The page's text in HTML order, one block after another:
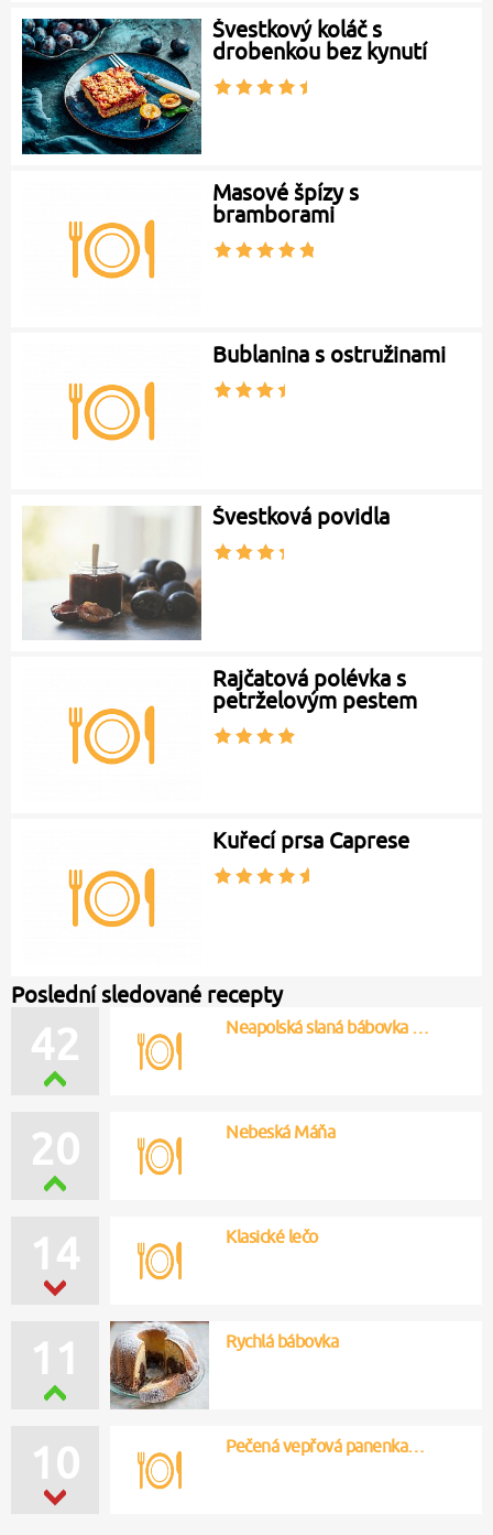
Švestkový koláč s
drobenkou bez kynutí
Masové špízy s
bramborami
Bublanina s ostružinami
Švestková povidla
Rajčatová polévka s
petrželovým pestem
Kuřecí prsa Caprese
Poslední sledované recepty
42 Neapolská slaná bábovka …
20 Nebeská Máňa
14 Klasické lečo
10 Pečená vepřová panenka…
11 Rychlá bábovka